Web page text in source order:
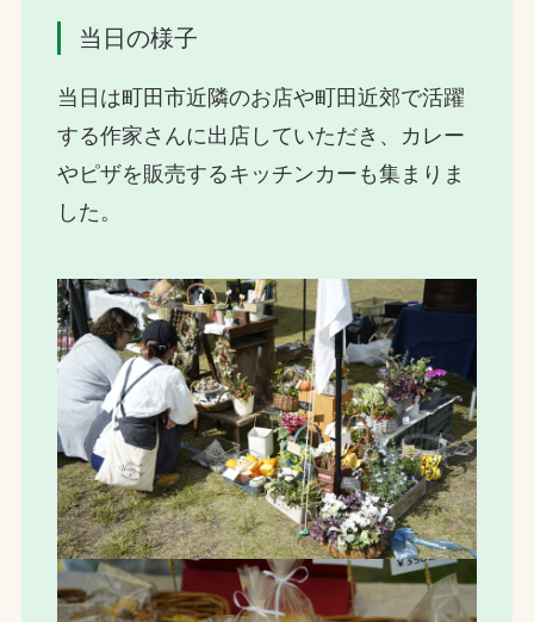
当日の様子
当日は町田市近隣のお店や町田近郊で活躍
する作家さんに出店していただき、カレー
やピザを販売するキッチンカーも集まりま
した。